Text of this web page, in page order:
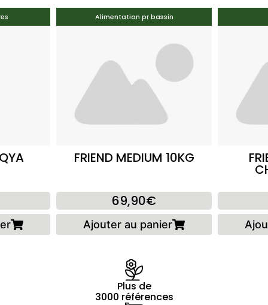
Alimentation pr bassin
FRIEND MEDIUM 10KG
69,90€
Ajouter au panier
Plus de
3000 références